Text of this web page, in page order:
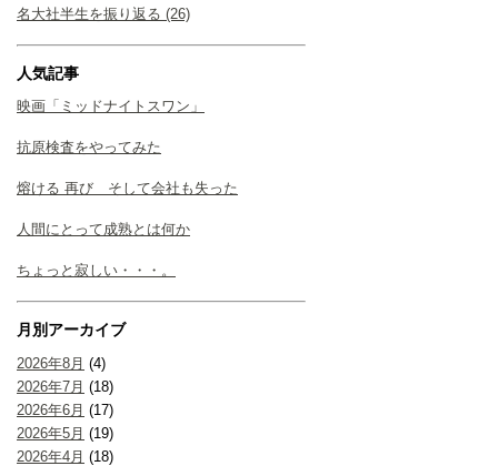
名大社半生を振り返る (26)
人気記事
映画「ミッドナイトスワン」
抗原検査をやってみた
熔ける 再び そして会社も失った
人間にとって成熟とは何か
ちょっと寂しい・・・。
月別アーカイブ
2026年8月 (4)
2026年7月 (18)
2026年6月 (17)
2026年5月 (19)
2026年4月 (18)